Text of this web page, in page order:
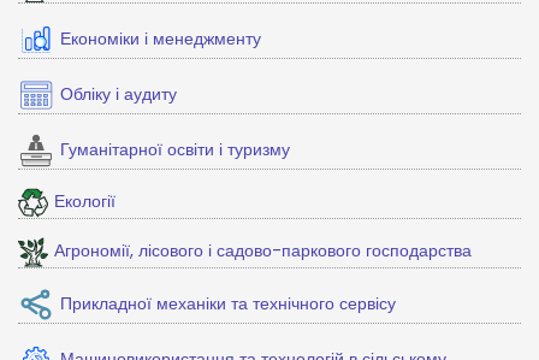
Економіки і менеджменту
Обліку і аудиту
Гуманітарної освіти і туризму
Екології
Агрономії, лісового і садово-паркового господарства
Прикладної механіки та технічного сервісу